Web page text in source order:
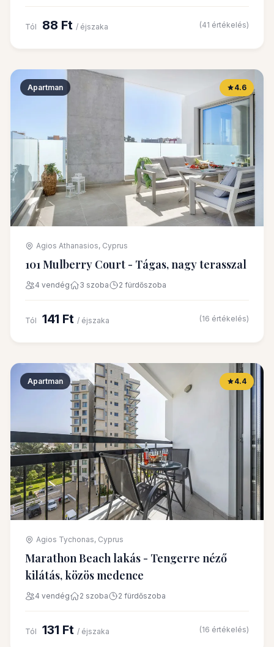
Tól 88 Ft / éjszaka (41 értékelés)
Apartman 4.6
Agios Athanasios, Cyprus
101 Mulberry Court - Tágas, nagy terasszal
4 vendég 3 szoba 2 fürdőszoba
Tól 141 Ft / éjszaka (16 értékelés)
Apartman 4.4
Agios Tychonas, Cyprus
Marathon Beach lakás - Tengerre néző
kilátás, közös medence
4 vendég 2 szoba 2 fürdőszoba
Tól 131 Ft / éjszaka (16 értékelés)